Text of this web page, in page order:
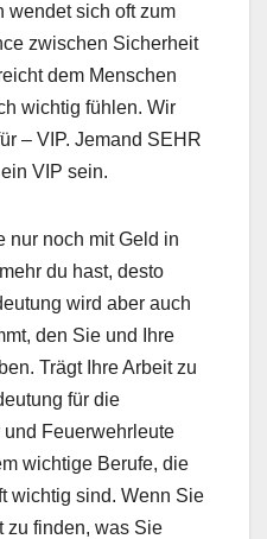
wendet sich oft zum
zwischen Sicherheit
dem Menschen
wichtig fühlen. Wir
– VIP. Jemand SEHR
VIP sein.
nur noch mit Geld in
du hast, desto
wird aber auch
den Sie und Ihre
Trägt Ihre Arbeit zu
für die
und Feuerwehrleute
wichtige Berufe, die
wichtig sind. Wenn Sie
zu finden, was Sie